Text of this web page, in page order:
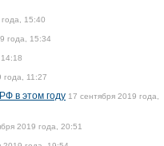
15:40
года, 15:34
года, 11:27
в этом году 17 сентября 2019 года,
2019 года, 20:51